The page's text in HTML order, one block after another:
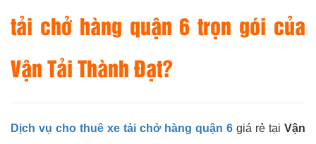
tải chở hàng quận 6 trọn gói của
Vận Tải Thành Đạt?
Dịch vụ cho thuê xe tải chở hàng quận 6 giá rẻ tại Vận